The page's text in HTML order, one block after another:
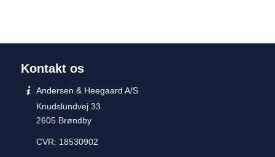
Kontakt os
Andersen & Heegaard A/S
Knudslundvej 33
2605 Brøndby
CVR: 18530902